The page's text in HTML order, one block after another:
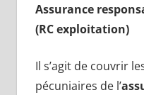
Assurance
(RC exploitation)
Il s’agit de couvrir
pécuniaires de l’